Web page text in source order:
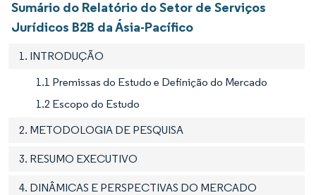
Sumário do Relatório do Setor de Serviços
Jurídicos B2B da Ásia-Pacífico
1. INTRODUÇÃO
1.1 Premissas do Estudo e Definição do Mercado
1.2 Escopo do Estudo
2. METODOLOGIA DE PESQUISA
3. RESUMO EXECUTIVO
4. DINÂMICAS E PERSPECTIVAS DO MERCADO